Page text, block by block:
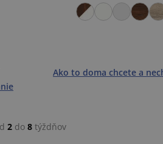
Ako to doma chcete a
2 do 8 týždňov